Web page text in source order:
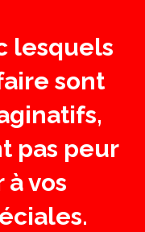
lesquels
sont
pas peur
à vos